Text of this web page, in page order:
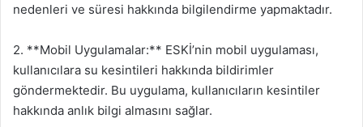
nedenleri ve süresi hakkında bilgilendirme yapmaktadır.
2. **Mobil Uygulamalar:** ESKİ’nin mobil uygulaması,
kullanıcılara su kesintileri hakkında bildirimler
göndermektedir. Bu uygulama, kullanıcıların kesintiler
hakkında anlık bilgi almasını sağlar.